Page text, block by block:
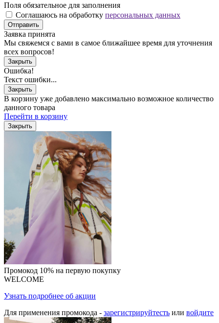
Поля обязательное для заполнения
Соглашаюсь на обработку персональных данных
Отправить
Заявка принята
Мы свяжемся с вами в самое ближайшее время для уточнения
всех вопросов!
Закрыть
Ошибка!
Текст ошибки...
Закрыть
В корзину уже добавлено максимально возможное количество
данного товара
Перейти в корзину
Закрыть
Промокод 10% на первую покупку
WELCOME
Узнать подробнее об акции
Для применения промокода - зарегистрируйтесть или войдите